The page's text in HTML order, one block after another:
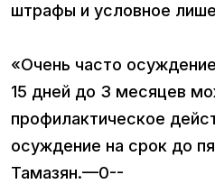
штрафы и условное
«Очень часто
15 дней до 3 месяцев
профилактическое
осуждение на срок до
Тамазян.—0--